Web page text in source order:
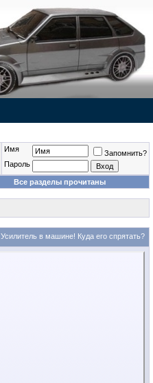
Имя
Запомнить?
Пароль
Все разделы прочитаны
Усилитель в машине! Куда его спрятать?